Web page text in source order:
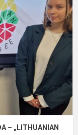
– „LITHUANIAN